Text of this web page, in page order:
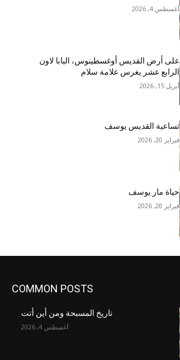
أغسطس 4, 2026
على أرض القديس أوغسطينوس، البابا لاون
الرابع عشر يغرس علامة سلام
أبريل 15, 2026
تساعية القديس يوسف
فبراير 20, 2026
حياة مار يوسف
فبراير 20, 2026
COMMON POSTS
تاريخ المسبحة ومن أين أتت
أغسطس 4, 2026